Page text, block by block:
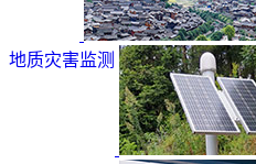
地质灾害监测